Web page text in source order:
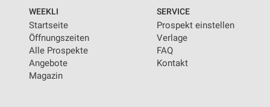
WEEKLI
Startseite
Öffnungszeiten
Alle Prospekte
Angebote
Magazin
SERVICE
Prospekt einstellen
Verlage
FAQ
Kontakt